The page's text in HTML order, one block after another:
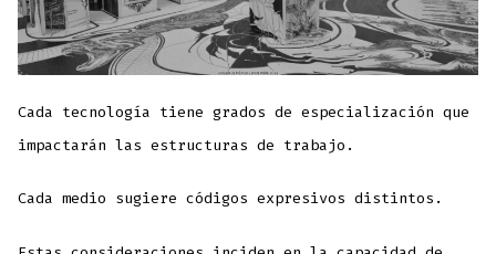
Cada tecnología tiene grados de especialización que
impactarán las estructuras de trabajo.
Cada medio sugiere códigos expresivos distintos.